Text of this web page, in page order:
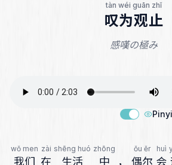
tàn wéi guān zhǐ
叹为观止
感嘆の極み
wǒ men
我们
zài
在
shēng huó
生活
zhōng
中 ，
ǒu ěr
偶尔
huì
会